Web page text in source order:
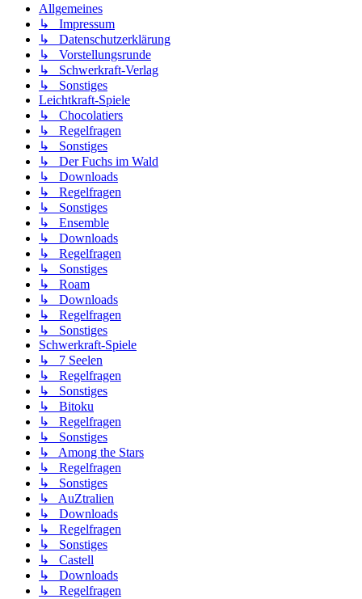
Allgemeines
↳ Impressum
↳ Datenschutzerklärung
↳ Vorstellungsrunde
↳ Schwerkraft-Verlag
↳ Sonstiges
Leichtkraft-Spiele
↳ Chocolatiers
↳ Regelfragen
↳ Sonstiges
↳ Der Fuchs im Wald
↳ Downloads
↳ Regelfragen
↳ Sonstiges
↳ Ensemble
↳ Downloads
↳ Regelfragen
↳ Sonstiges
↳ Roam
↳ Downloads
↳ Regelfragen
↳ Sonstiges
Schwerkraft-Spiele
↳ 7 Seelen
↳ Regelfragen
↳ Sonstiges
↳ Bitoku
↳ Regelfragen
↳ Sonstiges
↳ Among the Stars
↳ Regelfragen
↳ Sonstiges
↳ AuZtralien
↳ Downloads
↳ Regelfragen
↳ Sonstiges
↳ Castell
↳ Downloads
↳ Regelfragen